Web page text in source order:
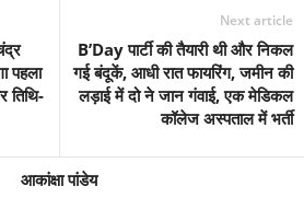
पहला
तिथि-
Next article
B’Day पार्टी की तैयारी थी और निकल
गई बंदूकें, आधी रात फायरिंग, जमीन की
लड़ाई में दो ने जान गंवाई, एक मेडिकल
कॉलेज अस्पताल में भर्ती
आकांक्षा पांडेय